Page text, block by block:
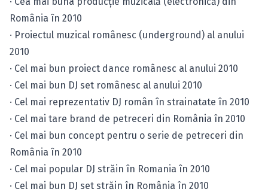
România în 2010
· Proiectul muzical românesc (underground) al anului
2010
· Cel mai bun proiect dance românesc al anului 2010
· Cel mai bun DJ set românesc al anului 2010
· Cel mai reprezentativ DJ român în strainatate în 2010
· Cel mai tare brand de petreceri din România în 2010
· Cel mai bun concept pentru o serie de petreceri din
România în 2010
· Cel mai popular DJ străin în Romania în 2010
· Cel mai bun DJ set străin în România în 2010